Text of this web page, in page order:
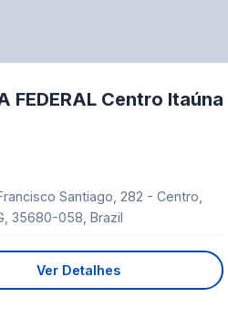
FEDERAL Centro Itaúna
Santiago, 282 - Centro,
35680-058, Brazil
Ver Detalhes